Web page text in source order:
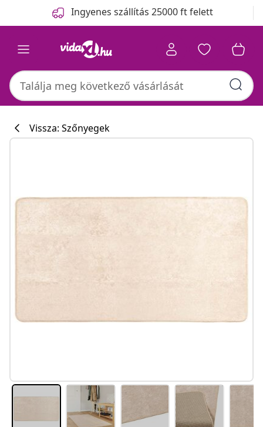
Ingyenes szállítás 25000 ft felett
Vissza: Szőnyegek